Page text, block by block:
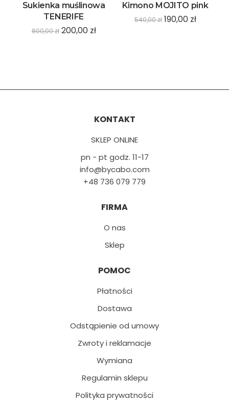
Sukienka muślinowa
TENERIFE
800,00zł 200,00 zł
Kimono MOJITO pink
540,00zł 190,00 zł
KONTAKT
SKLEP ONLINE
pn - pt godz. 11-17
info@bycabo.com
+48 736 079 779
FIRMA
O nas
Sklep
POMOC
Płatności
Dostawa
Odstąpienie od umowy
Zwroty i reklamacje
Wymiana
Regulamin sklepu
Polityka prywatności